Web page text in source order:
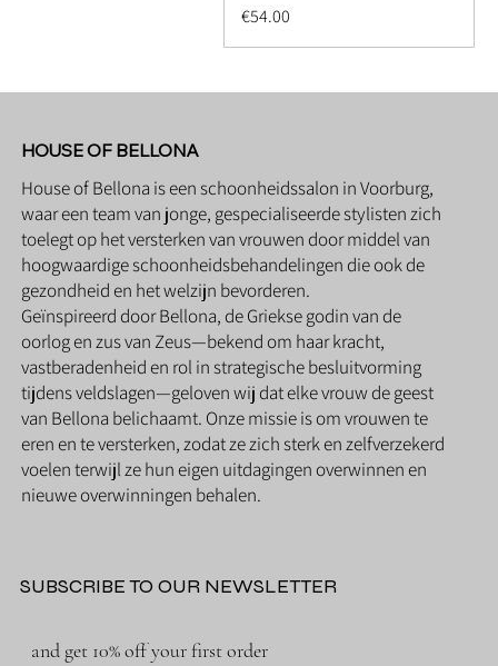
Price
€54.00
HOUSE OF BELLONA
House of Bellona is een schoonheidssalon in Voorburg,
waar een team van jonge, gespecialiseerde stylisten zich
toelegt op het versterken van vrouwen door middel van
hoogwaardige schoonheidsbehandelingen die ook de
gezondheid en het welzijn bevorderen.
Geïnspireerd door Bellona, de Griekse godin van de
oorlog en zus van Zeus—bekend om haar kracht,
vastberadenheid en rol in strategische besluitvorming
tijdens veldslagen—geloven wij dat elke vrouw de geest
van Bellona belichaamt. Onze missie is om vrouwen te
eren en te versterken, zodat ze zich sterk en zelfverzekerd
voelen terwijl ze hun eigen uitdagingen overwinnen en
nieuwe overwinningen behalen.
SUBSCRIBE TO OUR NEWSLETTER
and get 10% off your first order